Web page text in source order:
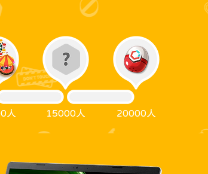
人 15000人 20000人